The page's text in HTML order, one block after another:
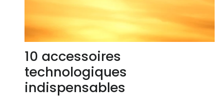
10 accessoires
technologiques
indispensables